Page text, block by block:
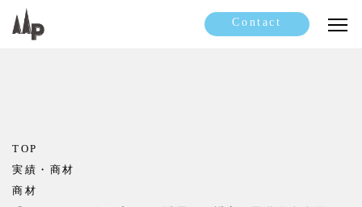
Contact
TOP
実績・商材
商材